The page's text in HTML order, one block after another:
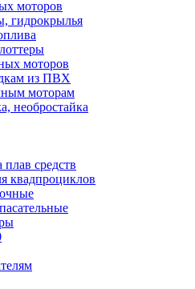
моторов
гидрокрылья
моторов
из ПВХ
моторам
необростайка
средств
квадпроциклов